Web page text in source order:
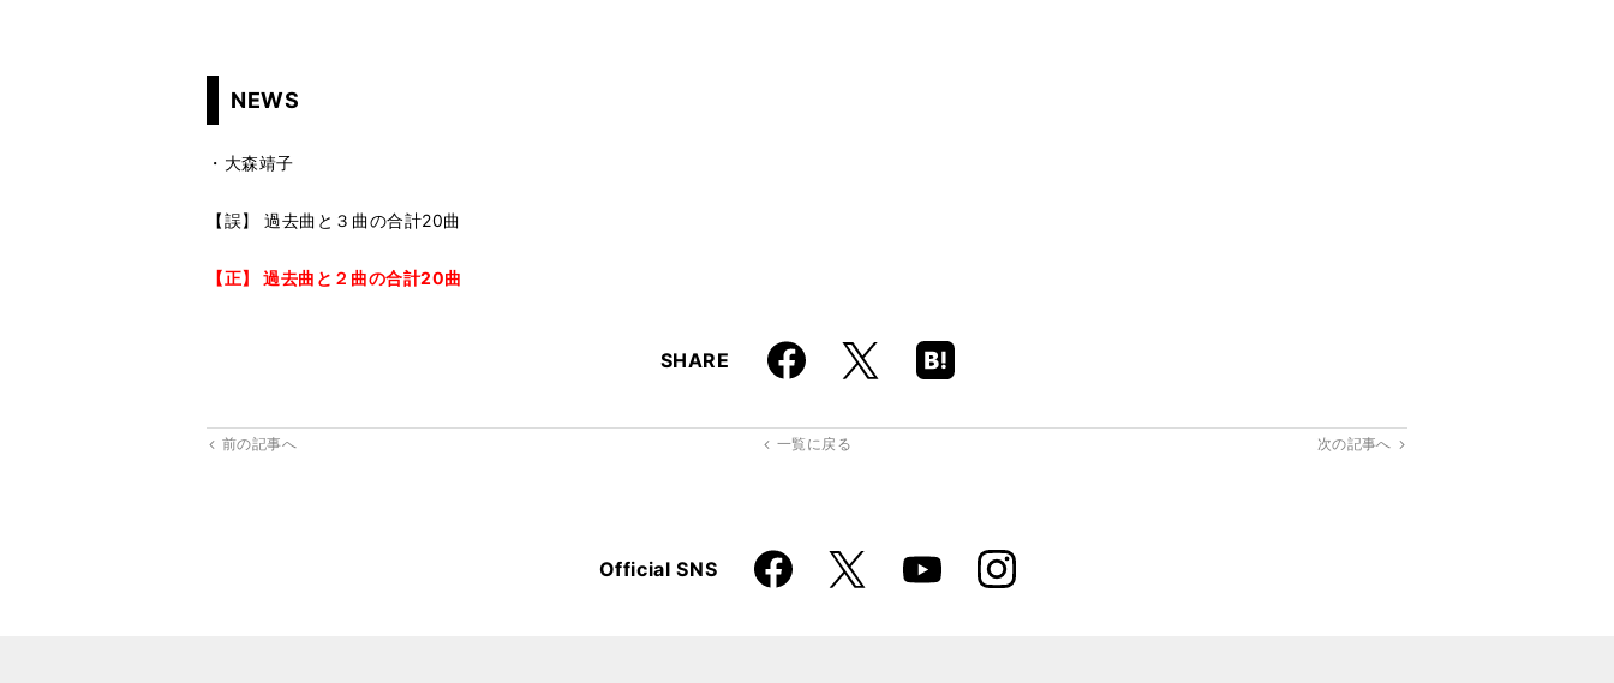
NEWS
・大森靖子
【誤】 過去曲と３曲の合計20曲
【正】 過去曲と２曲の合計20曲
SHARE Faceboo
k
X
Hatena
Boo
rk
前の記事へ 一覧に戻る 次の記事へ
Official SNSFaceboo
k
X YouTube Instagra
m